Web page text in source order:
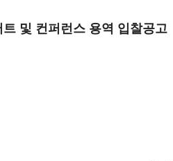
및 컨퍼런스 용역 입찰공고